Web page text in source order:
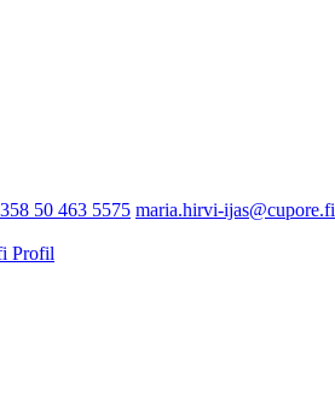
50 463 5575 maria.hirvi-ijas@cupore.fi
Profil